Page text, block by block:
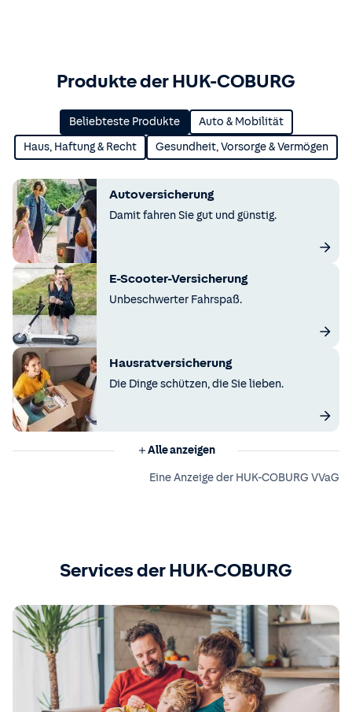
Produkte der HUK-COBURG
Beliebteste Produkte Auto & Mobilität
Haus, Haftung & Recht Gesundheit, Vorsorge & Vermögen
Autoversicherung
Damit fahren Sie gut und günstig.
E-Scooter-Versicherung
Unbeschwerter Fahrspaß.
Hausratversicherung
Die Dinge schützen, die Sie lieben.
Alle anzeigen
Eine Anzeige der HUK-COBURG VVaG
Services der HUK-COBURG